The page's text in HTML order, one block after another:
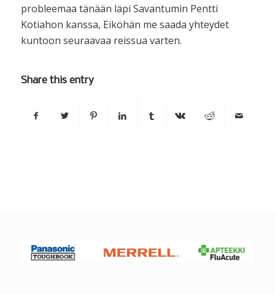
probleemaa tänään läpi Savantumin Pentti
Kotiahon kanssa, Eiköhän me saada yhteydet
kuntoon seuraavaa reissua varten.
Share this entry